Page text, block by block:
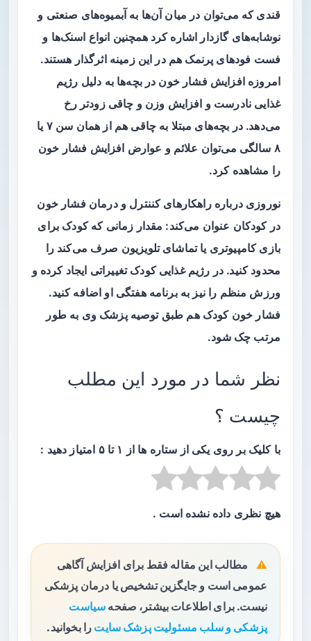
قندی که می‌توان در میان آن‌ها به آبمیوه‌های صنعتی و
نوشابه‌های گازدار اشاره کرد همچنین انواع اسنک‌ها و
فست ‌فودهای پرنمک هم در این زمینه اثرگذار هستند.
امروزه افزایش فشار خون در بچه‌ها به دلیل رژیم
غذایی نادرست و افزایش وزن و چاقی زودتر رخ
می‌دهد. در بچه‌های مبتلا به چاقی هم از همان سن ۷ یا
۸ سالگی می‌توان علائم و عوارض افزایش فشار خون
را مشاهده کرد.
نوروزی درباره راهکارهای کننترل و درمان فشار خون
در کودکان عنوان می‌کند: مقدار زمانی که کودک برای
بازی کامپیوتری یا تماشای تلویزیون صرف می‌کند را
محدود کنید. در رژیم غذایی کودک تغییراتی ایجاد کرده و
ورزش منظم را نیز به برنامه هفتگی او اضافه کنید.
فشار خون کودک هم طبق توصیه پزشک وی به طور
مرتب چک ‌شود.
نظر شما در مورد این مطلب
چیست ؟
با کلیک بر روی یکی از ستاره ها از ۱ تا ۵ امتیاز دهید :
هیچ نظری داده نشده است .
مطالب این مقاله فقط برای افزایش آگاهی
عمومی است و جایگزین تشخیص یا درمان پزشکی
نیست. برای اطلاعات بیشتر، صفحه سیاست
پزشکی و سلب مسئولیت پزشک سایت را بخوانید.